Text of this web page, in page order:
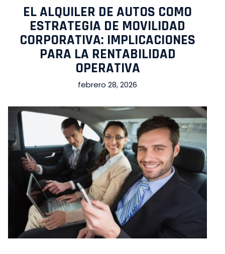
EL ALQUILER DE AUTOS COMO
ESTRATEGIA DE MOVILIDAD
CORPORATIVA: IMPLICACIONES
PARA LA RENTABILIDAD
OPERATIVA
febrero 28, 2026